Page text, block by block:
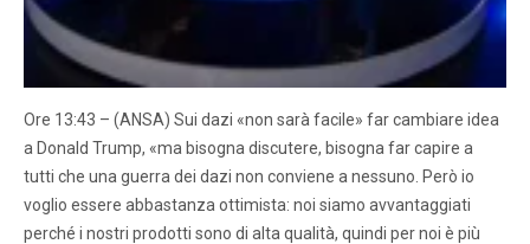
Ore 13:43 – (ANSA) Sui dazi «non sarà facile» far cambiare idea
a Donald Trump, «ma bisogna discutere, bisogna far capire a
tutti che una guerra dei dazi non conviene a nessuno. Però io
voglio essere abbastanza ottimista: noi siamo avvantaggiati
perché i nostri prodotti sono di alta qualità, quindi per noi è più